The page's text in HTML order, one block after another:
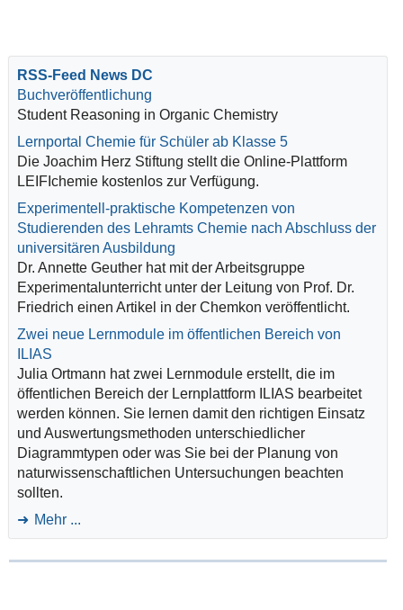
RSS-Feed News DC
Buchveröffentlichung
Student Reasoning in Organic Chemistry
Lernportal Chemie für Schüler ab Klasse 5
Die Joachim Herz Stiftung stellt die Online-Plattform
LEIFIchemie kostenlos zur Verfügung.
Experimentell-praktische Kompetenzen von
Studierenden des Lehramts Chemie nach Abschluss der
universitären Ausbildung
Dr. Annette Geuther hat mit der Arbeitsgruppe
Experimentalunterricht unter der Leitung von Prof. Dr.
Friedrich einen Artikel in der Chemkon veröffentlicht.
Zwei neue Lernmodule im öffentlichen Bereich von
ILIAS
Julia Ortmann hat zwei Lernmodule erstellt, die im
öffentlichen Bereich der Lernplattform ILIAS bearbeitet
werden können. Sie lernen damit den richtigen Einsatz
und Auswertungsmethoden unterschiedlicher
Diagrammtypen oder was Sie bei der Planung von
naturwissenschaftlichen Untersuchungen beachten
sollten.
Mehr ...